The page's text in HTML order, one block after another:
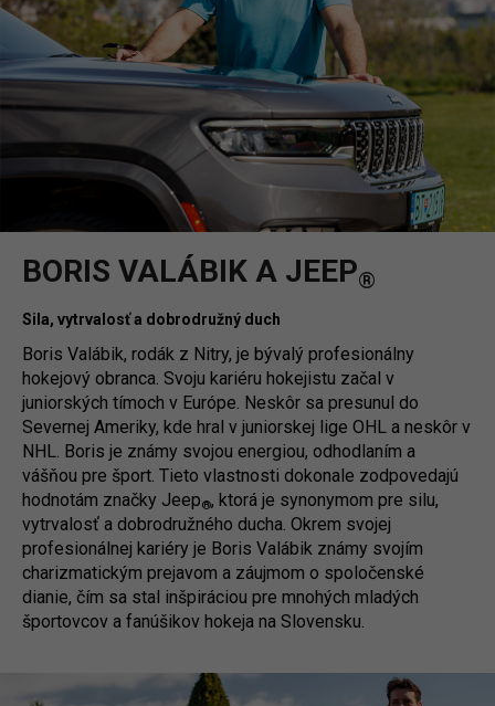
BORIS VALÁBIK A JEEP®
Sila, vytrvalosť a dobrodružný duch
Boris Valábik, rodák z Nitry, je bývalý profesionálny
hokejový obranca. Svoju kariéru hokejistu začal v
juniorských tímoch v Európe. Neskôr sa presunul do
Severnej Ameriky, kde hral v juniorskej lige OHL a neskôr v
NHL. Boris je známy svojou energiou, odhodlaním a
vášňou pre šport. Tieto vlastnosti dokonale zodpovedajú
hodnotám značky Jeep®, ktorá je synonymom pre silu,
vytrvalosť a dobrodružného ducha. Okrem svojej
profesionálnej kariéry je Boris Valábik známy svojím
charizmatickým prejavom a záujmom o spoločenské
dianie, čím sa stal inšpiráciou pre mnohých mladých
športovcov a fanúšikov hokeja na Slovensku.